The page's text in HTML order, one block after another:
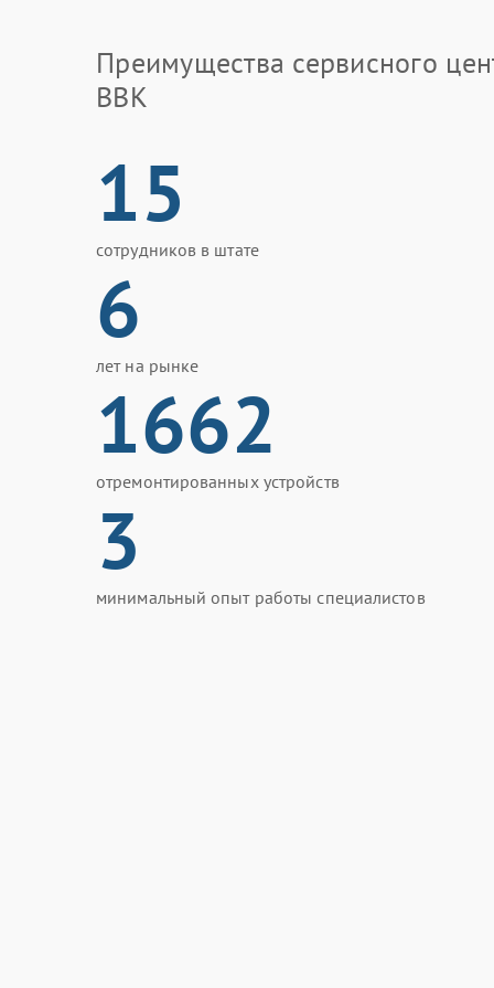
Преимущества сервисного
BBK
15
сотрудников в штате
6
лет на рынке
1662
отремонтированных устройств
3
минимальный опыт работы специалистов